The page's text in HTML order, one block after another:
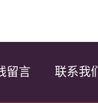
留言 联系我们